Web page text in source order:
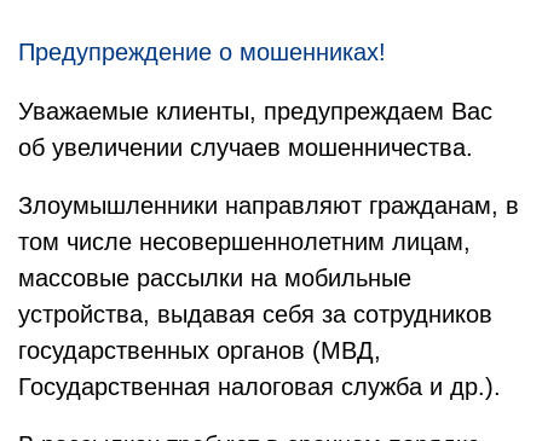
Предупреждение о мошенниках!
Уважаемые клиенты, предупреждаем Вас
об увеличении случаев мошенничества.
Злоумышленники направляют гражданам, в
том числе несовершеннолетним лицам,
массовые рассылки на мобильные
устройства, выдавая себя за сотрудников
государственных органов (МВД,
Государственная налоговая служба и др.).